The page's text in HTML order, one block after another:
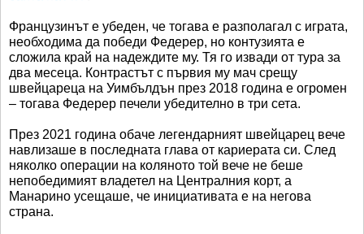
Французинът е убеден, че тогава е разполагал с играта,
необходима да победи Федерер, но контузията е
сложила край на надеждите му. Тя го извади от тура за
два месеца. Контрастът с първия му мач срещу
швейцареца на Уимбълдън през 2018 година е огромен
– тогава Федерер печели убедително в три сета.
През 2021 година обаче легендарният швейцарец вече
навлизаше в последната глава от кариерата си. След
няколко операции на коляното той вече не беше
непобедимият владетел на Централния корт, а
Манарино усещаше, че инициативата е на негова
страна.